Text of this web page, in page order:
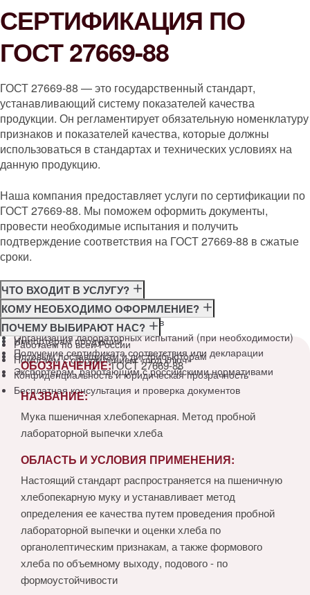
СЕРТИФИКАЦИЯ ПО
ГОСТ 27669-88
ГОСТ 27669-88 — это государственный стандарт,
устанавливающий систему показателей качества
продукции. Он регламентирует обязательную номенклатуру
признаков и показателей качества, которые должны
использоваться в стандартах и технических условиях на
данную продукцию.
Наша компания предоставляет услуги по сертификации по
ГОСТ 27669-88. Мы поможем оформить документы,
провести необходимые испытания и получить
подтверждение соответствия на ГОСТ 27669-88 в сжатые
сроки.
ЧТО ВХОДИТ В УСЛУГУ?
Консультация по требованиям ГОСТ
Подготовка и подача документов
Организация лабораторных испытаний (при необходимости)
Получение сертификата соответствия или декларации
КОМУ НЕОБХОДИМО ОФОРМЛЕНИЕ?
Производителям
Импортёрам продукции
Оптовым поставщикам и дистрибьюторам
Экспортёрам, работающим с российскими нормативами
ПОЧЕМУ ВЫБИРАЮТ НАС?
Работаем по всей России
Помогаем с оформлением «под ключ»
Конфиденциальность и юридическая прозрачность
Бесплатная консультация и проверка документов
ОБОЗНАЧЕНИЕ:ГОСТ 27669-88
НАЗВАНИЕ:
Мука пшеничная хлебопекарная. Метод пробной
лабораторной выпечки хлеба
ОБЛАСТЬ И УСЛОВИЯ ПРИМЕНЕНИЯ:
Настоящий стандарт распространяется на пшеничную
хлебопекарную муку и устанавливает метод
определения ее качества путем проведения пробной
лабораторной выпечки и оценки хлеба по
органолептическим признакам, а также формового
хлеба по объемному выходу, подового - по
формоустойчивости